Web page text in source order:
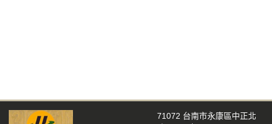
71072 台南市永康區中正北